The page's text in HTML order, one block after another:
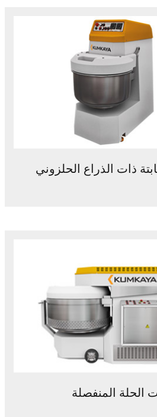
ذات الذراع الحلزوني
الحلة المنفصلة